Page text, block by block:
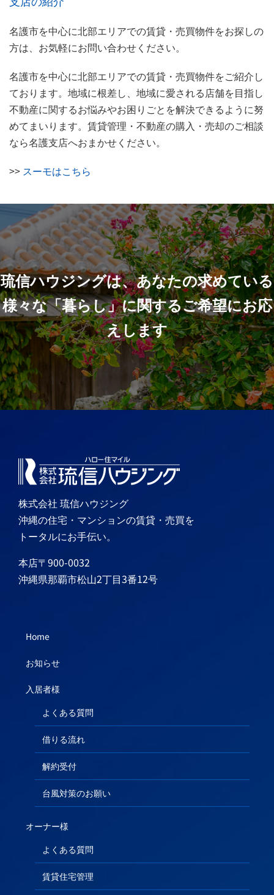
名護市を中心に北部エリアでの賃貸・売買物件をお探しの
方は、お気軽にお問い合わせください。
名護市を中心に北部エリアでの賃貸・売買物件をご紹介し
ております。地域に根差し、地域に愛される店舗を目指し
不動産に関するお悩みやお困りごとを解決できるように努
めてまいります。賃貸管理・不動産の購入・売却のご相談
なら名護支店へおまかせください。
>> スーモはこちら
琉信ハウジングは、あなたの求めている
様々な「暮らし」に関するご希望にお応
えします
株式会社 琉信ハウジング
沖縄の住宅・マンションの賃貸・売買を
トータルにお手伝い。
本店〒900-0032
沖縄県那覇市松山2丁目3番12号
Home
お知らせ
入居者様
よくある質問
借りる流れ
解約受付
台風対策のお願い
オーナー様
よくある質問
賃貸住宅管理